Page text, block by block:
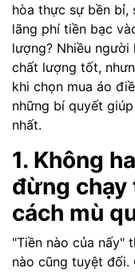
hòa thực sự bền bỉ,
lãng phí tiền bạc
lượng? Nhiều
chất lượng tốt,
khi chọn mua áo
những bí quyết
nhất.
1. Không
đừng chạy
cách mù
"Tiền nào của nấy"
nào cũng tuyệt đối.